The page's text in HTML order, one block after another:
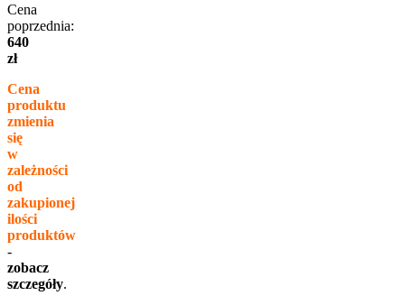
Cena
poprzednia:
640
zł
Cena
produktu
zmienia
się
w
zależności
od
zakupionej
ilości
produktów
-
zobacz
szczegóły.